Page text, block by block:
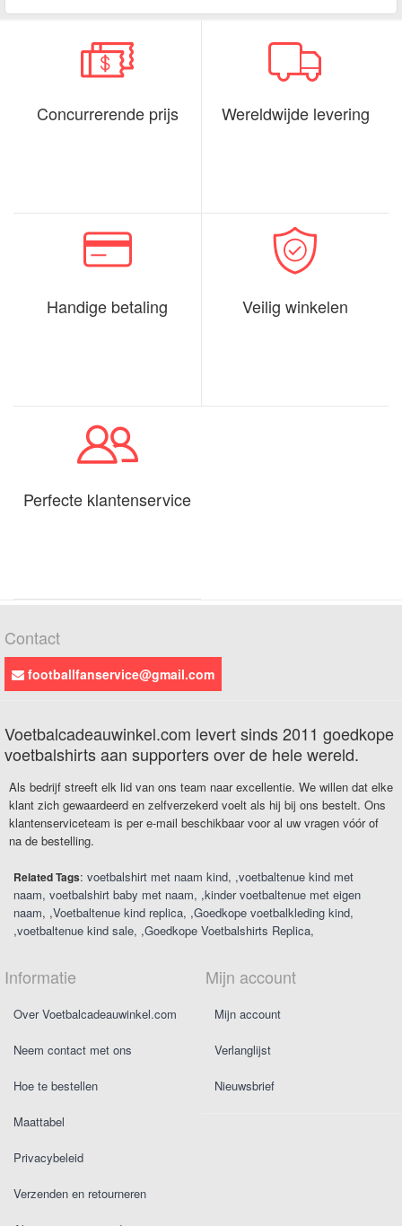
Concurrerende prijs Wereldwijde levering
Handige betaling Veilig winkelen
Perfecte klantenservice
Contact
footballfanservice@gmail.com
Voetbalcadeauwinkel.com levert sinds 2011 goedkope
voetbalshirts aan supporters over de hele wereld.
Als bedrijf streeft elk lid van ons team naar excellentie. We willen dat elke
klant zich gewaardeerd en zelfverzekerd voelt als hij bij ons bestelt. Ons
klantenserviceteam is per e-mail beschikbaar voor al uw vragen vóór of
na de bestelling.
Related Tags: voetbalshirt met naam kind ,voetbaltenue kind met
naam voetbalshirt baby met naam ,kinder voetbaltenue met eigen
naam ,Voetbaltenue kind replica ,Goedkope voetbalkleding kind
,voetbaltenue kind sale ,Goedkope Voetbalshirts Replica
Informatie
Over Voetbalcadeauwinkel.com
Neem contact met ons
Hoe te bestellen
Maattabel
Privacybeleid
Verzenden en retourneren
Mijn account
Mijn account
Verlanglijst
Nieuwsbrief